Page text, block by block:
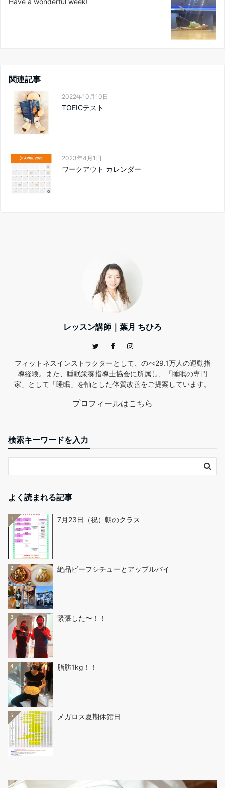
関連記事
2022年10月10日
TOEICテスト
2023年4月1日
ワークアウト カレンダー
レッスン講師｜葉月 ちひろ
フィットネスインストラクターとして、のべ29.1万人の運動指
導経験。また、睡眠栄養指導士協会に所属し、「睡眠の専門
家」として「睡眠」を軸とした体質改善をご提案しています。
プロフィールはこちら
検索キーワードを入力
よく読まれる記事
1 7月23日（祝）朝のクラス
2 絶品ビーフシチューとアップルパイ
3 緊張した〜！！
4 脂肪1kg！！
5 メガロス夏期休館日